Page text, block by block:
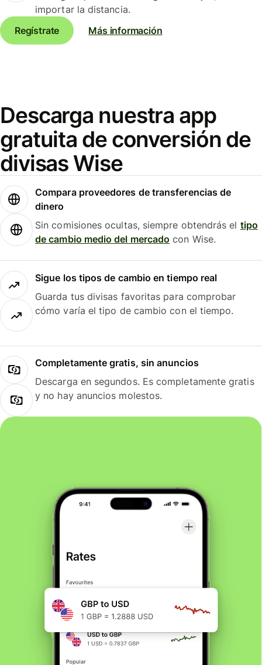
importar la distancia.
Regístrate
Más información
Descarga nuestra app
gratuita de conversión de
divisas Wise
Compara proveedores de transferencias de
dinero
Sin comisiones ocultas, siempre obtendrás el tipo
de cambio medio del mercado con Wise.
Sigue los tipos de cambio en tiempo real
Guarda tus divisas favoritas para comprobar
cómo varía el tipo de cambio con el tiempo.
Completamente gratis, sin anuncios
Descarga en segundos. Es completamente gratis
y no hay anuncios molestos.